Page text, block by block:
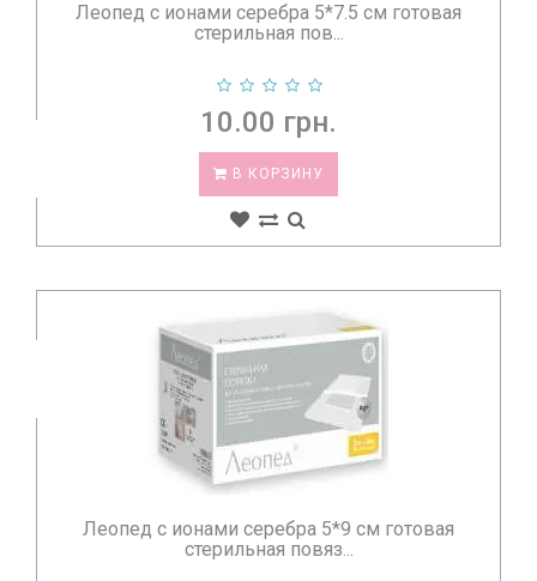
Леопед с ионами серебра 5*7.5 см готовая
стерильная пов...
10.00 грн.
В КОРЗИНУ
Леопед с ионами серебра 5*9 см готовая
стерильная повяз...